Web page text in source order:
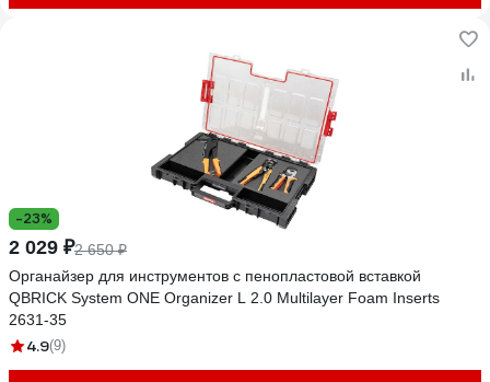
-23%
2 029 ₽2 650 ₽
Органайзер для инструментов с пенопластовой вставкой
QBRICK System ONE Organizer L 2.0 Multilayer Foam Inserts
2631-35
4.9(9)